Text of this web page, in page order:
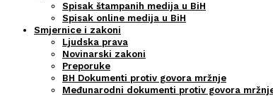
Spisak štampanih medija u BiH
Spisak online medija u BiH
Smjernice i zakoni
Ljudska prava
Novinarski zakoni
Preporuke
BH Dokumenti protiv govora mržnje
Međunarodni dokumenti protiv govora